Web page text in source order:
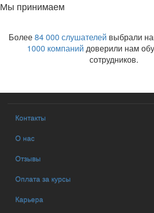
Мы принимаем
Более84 000 слушателей выбрали
1000 компаний доверили нам
сотрудников.
Контакты
О нас
Отзывы
Оплата за курсы
Карьера